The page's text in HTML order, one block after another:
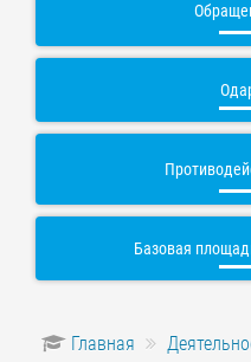
Базовая
Главная